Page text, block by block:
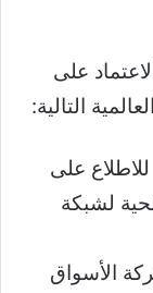
على
التالية:
للاطلاع على
لشبكة
الأسواق